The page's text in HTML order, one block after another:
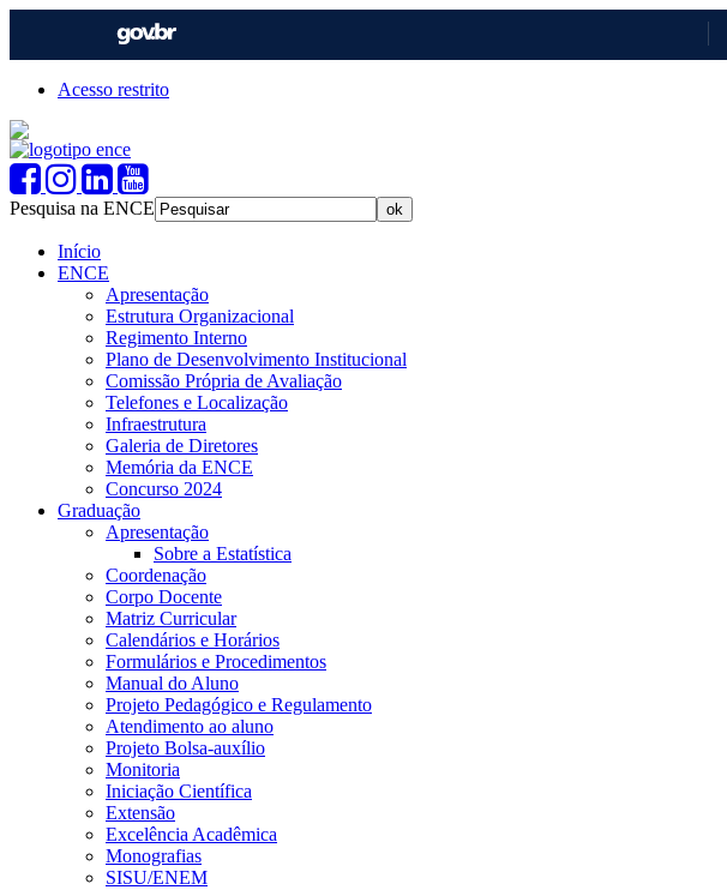
Acesso restrito
Pesquisa na ENCE
Início
ENCE
Apresentação
Estrutura Organizacional
Regimento Interno
Plano de Desenvolvimento Institucional
Comissão Própria de Avaliação
Telefones e Localização
Infraestrutura
Galeria de Diretores
Memória da ENCE
Concurso 2024
Graduação
Apresentação
Sobre a Estatística
Coordenação
Corpo Docente
Matriz Curricular
Calendários e Horários
Formulários e Procedimentos
Manual do Aluno
Projeto Pedagógico e Regulamento
Atendimento ao aluno
Projeto Bolsa-auxílio
Monitoria
Iniciação Científica
Extensão
Excelência Acadêmica
Monografias
SISU/ENEM